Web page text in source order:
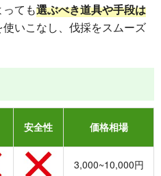
ても選ぶべき道具や手段は
いこなし、伐採をスムーズ
安全性 価格相場
3,000~10,000円